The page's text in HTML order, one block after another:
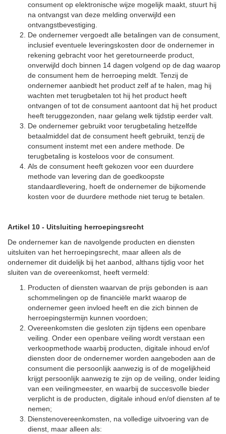
consument op elektronische wijze mogelijk maakt, stuurt hij
na ontvangst van deze melding onverwijld een
ontvangstbevestiging.
De ondernemer vergoedt alle betalingen van de consument,
inclusief eventuele leveringskosten door de ondernemer in
rekening gebracht voor het geretourneerde product,
onverwijld doch binnen 14 dagen volgend op de dag waarop
de consument hem de herroeping meldt. Tenzij de
ondernemer aanbiedt het product zelf af te halen, mag hij
wachten met terugbetalen tot hij het product heeft
ontvangen of tot de consument aantoont dat hij het product
heeft teruggezonden, naar gelang welk tijdstip eerder valt.
De ondernemer gebruikt voor terugbetaling hetzelfde
betaalmiddel dat de consument heeft gebruikt, tenzij de
consument instemt met een andere methode. De
terugbetaling is kosteloos voor de consument.
Als de consument heeft gekozen voor een duurdere
methode van levering dan de goedkoopste
standaardlevering, hoeft de ondernemer de bijkomende
kosten voor de duurdere methode niet terug te betalen.
Artikel 10 - Uitsluiting herroepingsrecht
De ondernemer kan de navolgende producten en diensten
uitsluiten van het herroepingsrecht, maar alleen als de
ondernemer dit duidelijk bij het aanbod, althans tijdig voor het
sluiten van de overeenkomst, heeft vermeld:
Producten of diensten waarvan de prijs gebonden is aan
schommelingen op de financiële markt waarop de
ondernemer geen invloed heeft en die zich binnen de
herroepingstermijn kunnen voordoen;
Overeenkomsten die gesloten zijn tijdens een openbare
veiling. Onder een openbare veiling wordt verstaan een
verkoopmethode waarbij producten, digitale inhoud en/of
diensten door de ondernemer worden aangeboden aan de
consument die persoonlijk aanwezig is of de mogelijkheid
krijgt persoonlijk aanwezig te zijn op de veiling, onder leiding
van een veilingmeester, en waarbij de succesvolle bieder
verplicht is de producten, digitale inhoud en/of diensten af te
nemen;
Dienstenovereenkomsten, na volledige uitvoering van de
dienst, maar alleen als: